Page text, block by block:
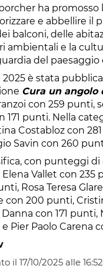
ha promosso
e abbellire il
balconi, delle
ambientali e la
del
è stata
Cura un angolo
con 259 punti,
171 punti. Nella
Costabloz con
Savin con 260
con punteggi di
Vallet con 235
Rosa Teresa
con 200 punti,
con 171
Pier Paolo Carena
il 17/10/2025 alle 16:52